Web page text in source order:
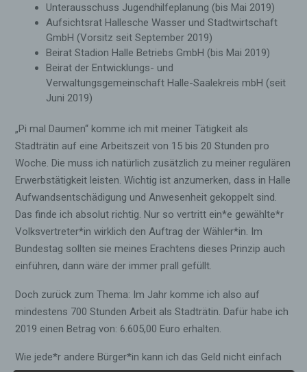
Unterausschuss Jugendhilfeplanung (bis Mai 2019)
Aufsichtsrat Hallesche Wasser und Stadtwirtschaft
GmbH (Vorsitz seit September 2019)
Beirat Stadion Halle Betriebs GmbH (bis Mai 2019)
Beirat der Entwicklungs- und
Verwaltungsgemeinschaft Halle-Saalekreis mbH (seit
Juni 2019)
„Pi mal Daumen“ komme ich mit meiner Tätigkeit als
Stadträtin auf eine Arbeitszeit von 15 bis 20 Stunden pro
Woche. Die muss ich natürlich zusätzlich zu meiner regulären
Erwerbstätigkeit leisten. Wichtig ist anzumerken, dass in Halle
Aufwandsentschädigung und Anwesenheit gekoppelt sind.
Das finde ich absolut richtig. Nur so vertritt ein*e gewählte*r
Volksvertreter*in wirklich den Auftrag der Wähler*in. Im
Bundestag sollten sie meines Erachtens dieses Prinzip auch
einführen, dann wäre der immer prall gefüllt.
Doch zurück zum Thema: Im Jahr komme ich also auf
mindestens 700 Stunden Arbeit als Stadträtin. Dafür habe ich
2019 einen Betrag von: 6.605,00 Euro erhalten.
Wie jede*r andere Bürger*in kann ich das Geld nicht einfach